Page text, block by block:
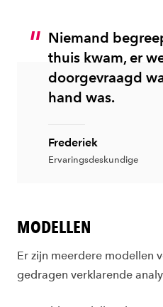
Niemand
thuis kwam, er
doorgevraagd
hand was.
Frederiek
Ervaringsdeskundige
MODELLEN
Er zijn meerdere modellen
gedragen verklarende